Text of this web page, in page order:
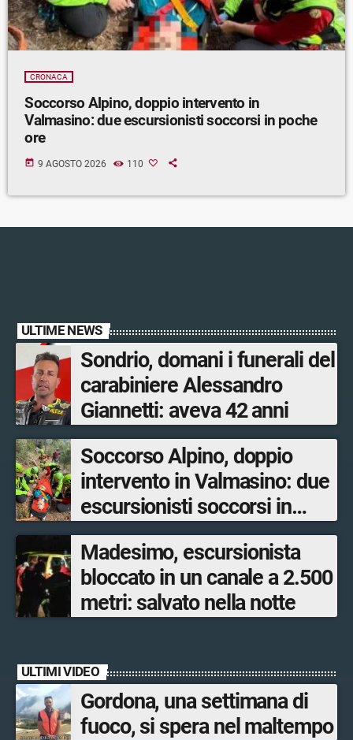
CRONACA
Soccorso Alpino, doppio intervento in
Valmasino: due escursionisti soccorsi in poche
ore
today 9 AGOSTO 2026 110
ULTIME NEWS
Sondrio, domani i funerali del
carabiniere Alessandro
Giannetti: aveva 42 anni
Soccorso Alpino, doppio
intervento in Valmasino: due
escursionisti soccorsi in
poche ore
Madesimo, escursionista
bloccato in un canale a 2.500
metri: salvato nella notte
ULTIMI VIDEO
Gordona, una settimana di
fuoco, si spera nel maltempo